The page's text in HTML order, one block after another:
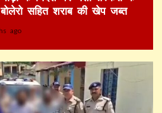
बोलेरो सहित शराब की खेप जब्त
ago